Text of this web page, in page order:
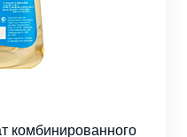
комбинированного